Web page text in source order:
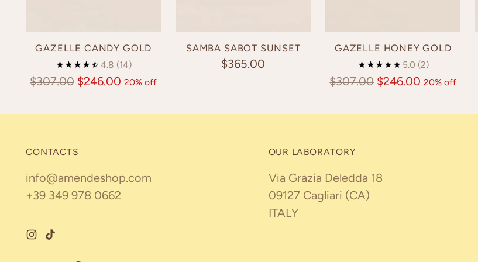
GAZELLE CANDY GOLD
4.8 (14)
Regular
$307.00 $246.00 20% off
SAMBA SABOT SUNSET
$365.00
GAZELLE HONEY GOLD
5.0 (2)
Regular
$307.00 $246.00 20% off
CONTACTS
info@amendeshop.com
+39 349 978 0662
OUR LABORATORY
Via Grazia Deledda 18
09127 Cagliari (CA)
ITALY